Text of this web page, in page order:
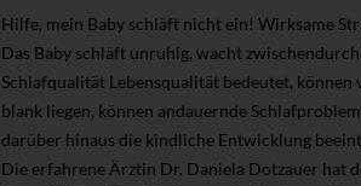
Hilfe, mein Baby schläft nicht ein! Wirksame
Das Baby schläft unruhig, wacht
Schlafqualität Lebensqualität bedeutet,
blank liegen, können andauernde
darüber hinaus die kindliche Entwicklung
Die erfahrene Ärztin Dr. Daniela Dotzauer hat